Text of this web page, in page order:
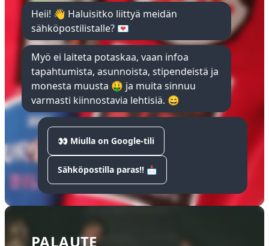
Heii! 👋 Haluisitko liittyä meidän
sähköpostilistalle? 💌
Myö ei laiteta potaskaa, vaan infoa
tapahtumista, asunnoista, stipendeistä ja
monesta muusta 🤑 ja muita sinnuu
varmasti kiinnostavia lehtisiä. 😄
👀 Miulla on Google-tili
Sähköpostilla paras!! 📩
PALAUTE